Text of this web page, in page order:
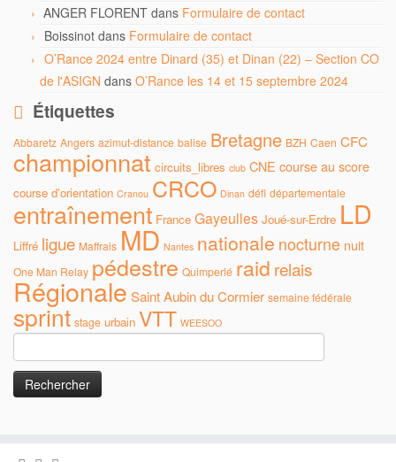
ANGER FLORENT dans Formulaire de contact
Boissinot dans Formulaire de contact
O’Rance 2024 entre Dinard (35) et Dinan (22) – Section CO
de l'ASIGN dans O’Rance les 14 et 15 septembre 2024
Étiquettes
Abbaretz Angers azimut-distance balise Bretagne BZH Caen CFC
championnat circuits_libres club CNE course au score
course d'orientation Cranou CRCO Dinan défi départementale
entraînement France Gayeulles Joué-sur-Erdre LD
Liffré ligue Maffrais MD Nantes nationale nocturne nuit
One Man Relay pédestre Quimperlé raid relais
Régionale Saint Aubin du Cormier semaine fédérale
sprint stage urbain VTT WEESOO